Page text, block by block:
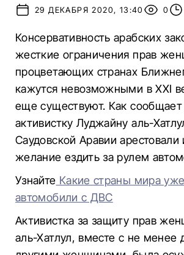
29 ДЕКАБРЯ 2020, 13:40 0
Консервативность арабских
жесткие ограничения прав
процветающих странах
кажутся невозможными в XXI
еще существуют. Как
активистку Луджайну аль-
Саудовской Аравии арестовали
желание ездить за рулем
Узнайте Какие страны мира
автомобили с ДВС
Активистка за защиту прав
аль-Хатлул, вместе с не менее